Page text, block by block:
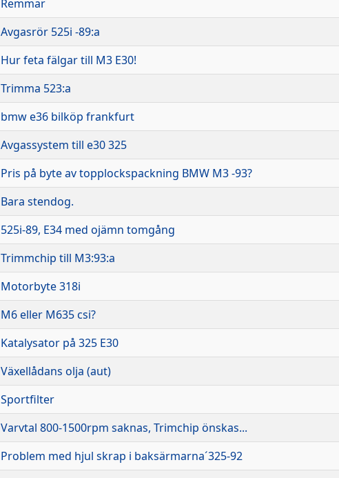
Remmar
Avgasrör 525i -89:a
Hur feta fälgar till M3 E30!
Trimma 523:a
bmw e36 bilköp frankfurt
Avgassystem till e30 325
Pris på byte av topplockspackning BMW M3 -93?
Bara stendog.
525i-89, E34 med ojämn tomgång
Trimmchip till M3:93:a
Motorbyte 318i
M6 eller M635 csi?
Katalysator på 325 E30
Växellådans olja (aut)
Sportfilter
Varvtal 800-1500rpm saknas, Trimchip önskas...
Problem med hjul skrap i baksärmarna´325-92